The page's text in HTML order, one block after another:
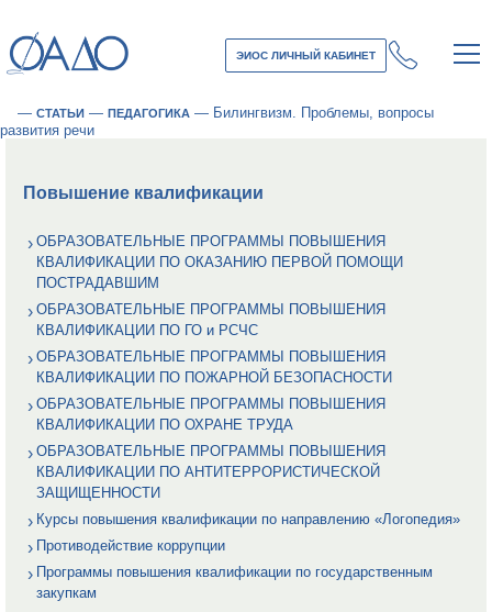
ЭИОС ЛИЧНЫЙ КАБИНЕТ
— СТАТЬИ — ПЕДАГОГИКА — Билингвизм. Проблемы, вопросы
развития речи
Повышение квалификации
ОБРАЗОВАТЕЛЬНЫЕ ПРОГРАММЫ ПОВЫШЕНИЯ
КВАЛИФИКАЦИИ ПО ОКАЗАНИЮ ПЕРВОЙ ПОМОЩИ
ПОСТРАДАВШИМ
ОБРАЗОВАТЕЛЬНЫЕ ПРОГРАММЫ ПОВЫШЕНИЯ
КВАЛИФИКАЦИИ ПО ГО и РСЧС
ОБРАЗОВАТЕЛЬНЫЕ ПРОГРАММЫ ПОВЫШЕНИЯ
КВАЛИФИКАЦИИ ПО ПОЖАРНОЙ БЕЗОПАСНОСТИ
ОБРАЗОВАТЕЛЬНЫЕ ПРОГРАММЫ ПОВЫШЕНИЯ
КВАЛИФИКАЦИИ ПО ОХРАНЕ ТРУДА
ОБРАЗОВАТЕЛЬНЫЕ ПРОГРАММЫ ПОВЫШЕНИЯ
КВАЛИФИКАЦИИ ПО АНТИТЕРРОРИСТИЧЕСКОЙ
ЗАЩИЩЕННОСТИ
Курсы повышения квалификации по направлению «Логопедия»
Противодействие коррупции
Программы повышения квалификации по государственным
закупкам